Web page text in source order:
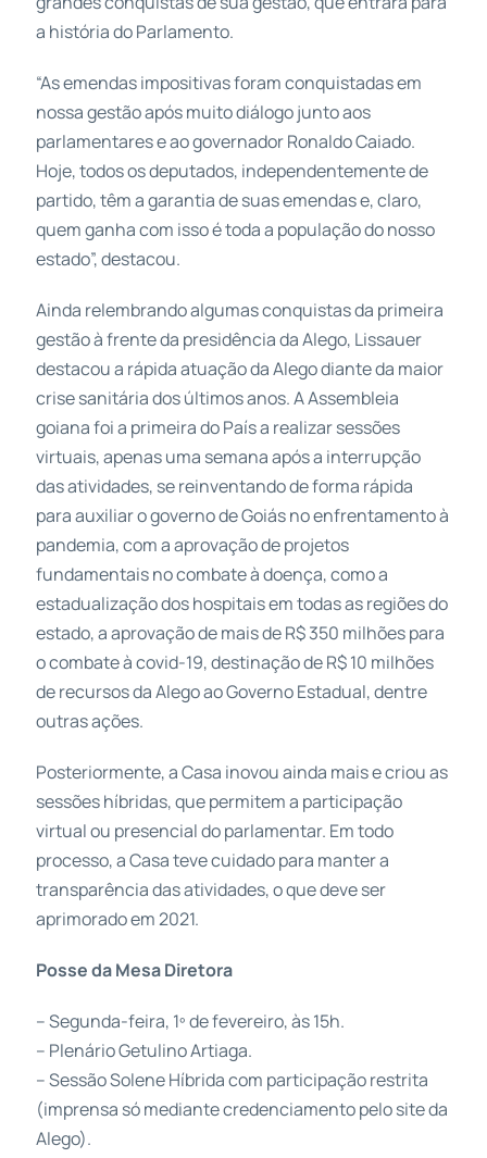
a história do Parlamento.
“As emendas impositivas foram conquistadas em
nossa gestão após muito diálogo junto aos
parlamentares e ao governador Ronaldo Caiado.
Hoje, todos os deputados, independentemente de
partido, têm a garantia de suas emendas e, claro,
quem ganha com isso é toda a população do nosso
estado”, destacou.
Ainda relembrando algumas conquistas da primeira
gestão à frente da presidência da Alego, Lissauer
destacou a rápida atuação da Alego diante da maior
crise sanitária dos últimos anos. A Assembleia
goiana foi a primeira do País a realizar sessões
virtuais, apenas uma semana após a interrupção
das atividades, se reinventando de forma rápida
para auxiliar o governo de Goiás no enfrentamento à
pandemia, com a aprovação de projetos
fundamentais no combate à doença, como a
estadualização dos hospitais em todas as regiões do
estado, a aprovação de mais de R$ 350 milhões para
o combate à covid-19, destinação de R$ 10 milhões
de recursos da Alego ao Governo Estadual, dentre
outras ações.
Posteriormente, a Casa inovou ainda mais e criou as
sessões híbridas, que permitem a participação
virtual ou presencial do parlamentar. Em todo
processo, a Casa teve cuidado para manter a
transparência das atividades, o que deve ser
aprimorado em 2021.
Posse da Mesa Diretora
– Segunda-feira, 1º de fevereiro, às 15h.
– Plenário Getulino Artiaga.
– Sessão Solene Híbrida com participação restrita
(imprensa só mediante credenciamento pelo site da
Alego).